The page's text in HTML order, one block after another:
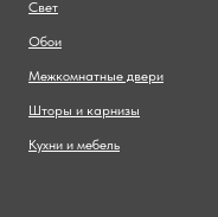
Свет
Обои
Межкомнатные двери
Шторы и карнизы
Кухни и мебель